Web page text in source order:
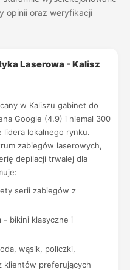
opinii oraz weryfikacji
Laserowa - Kalisz
w Kaliszu gabinet do
Google (4.9) i niemal 300
lokalnego rynku.
zabiegów laserowych,
depilacji trwałej dla
serii zabiegów z
- bikini klasyczne i
wąsik, policzki,
klientów preferujących